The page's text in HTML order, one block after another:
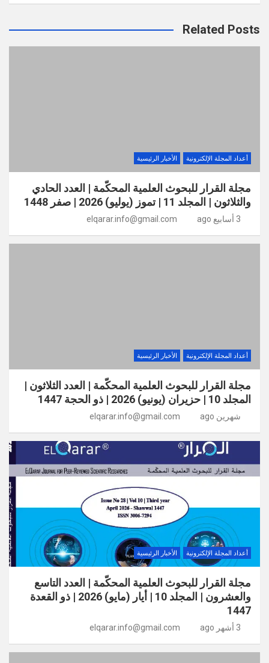
Related Posts
أعداد المجلة الإلكترونية الأخبار الرئيسية
مجلة القرار للبحوث العلمية المحكّمة | العدد الحادي
والثلاثون | المجلد 11 | تموز (يوليو) 2026 | صفر 1448
3 أسابيع ago elqarar.info@gmail.com
أعداد المجلة الإلكترونية الأخبار الرئيسية
مجلة القرار للبحوث العلمية المحكّمة | العدد الثلاثون |
المجلد 10 | حزيران (يونيو) 2026 | ذو الحجة 1447
شهرين ago elqarar.info@gmail.com
أعداد المجلة الإلكترونية الأخبار الرئيسية
مجلة القرار للبحوث العلمية المحكّمة | العدد التاسع
والعشرون | المجلد 10 | أيار (مايو) 2026 | ذو القعدة
1447
3 أشهر ago elqarar.info@gmail.com